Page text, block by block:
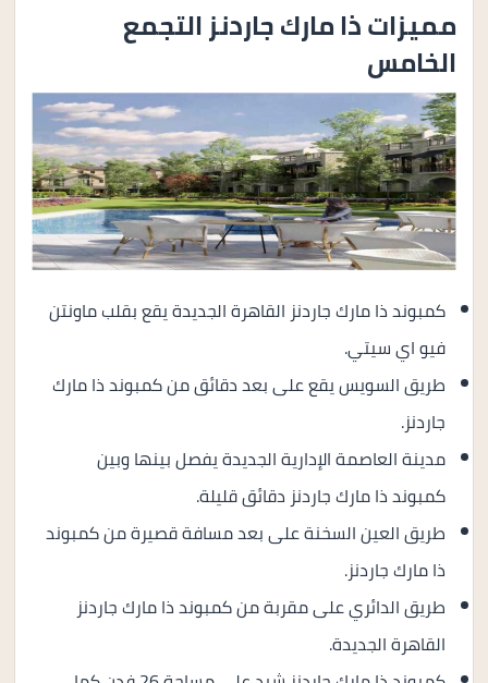
مميزات ذا مارك جاردنز التجمع
الخامس
كمبوند ذا مارك جاردنز القاهرة الجديدة يقع بقلب ماونتن
فيو اي سيتي.
طريق السويس يقع على بعد دقائق من كمبوند ذا مارك
جاردنز.
مدينة العاصمة الإدارية الجديدة يفصل بينها وبين
كمبوند ذا مارك جاردنز دقائق قليلة.
طريق العين السخنة على بعد مسافة قصيرة من كمبوند
ذا مارك جاردنز.
طريق الدائري على مقربة من كمبوند ذا مارك جاردنز
القاهرة الجديدة.